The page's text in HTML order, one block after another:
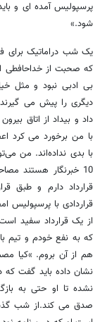
پرسپولیس آمده ای و
شود.»
یک شب دراماتیک برای
که صحبت از خداحافطی
بی ادبی نبود و مثل
دیگری را پیش می
داد و بیداد از اتاق
با من برخورد می کرد
با بدی نداده‌اند. من
10 خبرنگار هستند
قرارداد دارم و طبق
از یک قرارداد سفید
که به نفع خودم و تیم
نشان داده باید گفت
نشده تا او حتی به
صدق می کند.از شب